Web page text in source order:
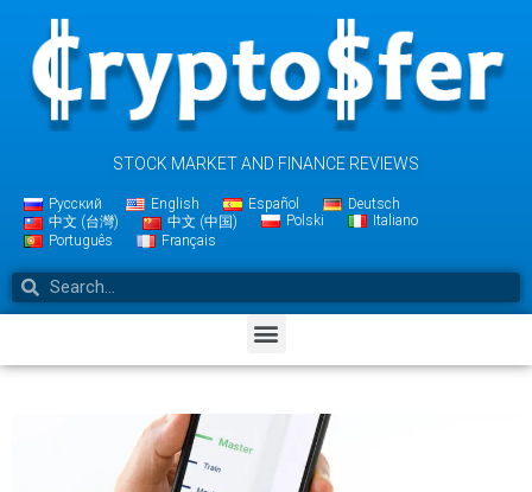
STOCK MARKET AND FINANCE REVIEWS
Русский English Español
Deutsch
中文 (台灣)
中文 (中国) Polski
Italiano
Português
Français